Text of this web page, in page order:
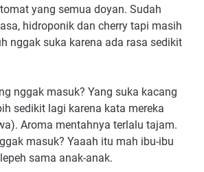
yang semua doyan. Sudah
hidroponik dan cherry tapi masih
nggak suka karena ada rasa sedikit
nggak masuk? Yang suka kacang
sedikit lagi karena kata mereka
Aroma mentahnya terlalu tajam.
masuk? Yaaah itu mah ibu-ibu
sama anak-anak.